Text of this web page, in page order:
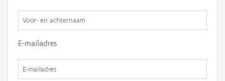
E-mailadres